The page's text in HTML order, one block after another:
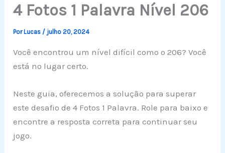
4 Fotos 1 Palavra Nível 206
PorLucas / julho 20, 2024
Você encontrou um nível difícil como o 206? Você
está no lugar certo.
Neste guia, oferecemos a solução para superar
este desafio de 4 Fotos 1 Palavra. Role para baixo e
encontre a resposta correta para continuar seu
jogo.